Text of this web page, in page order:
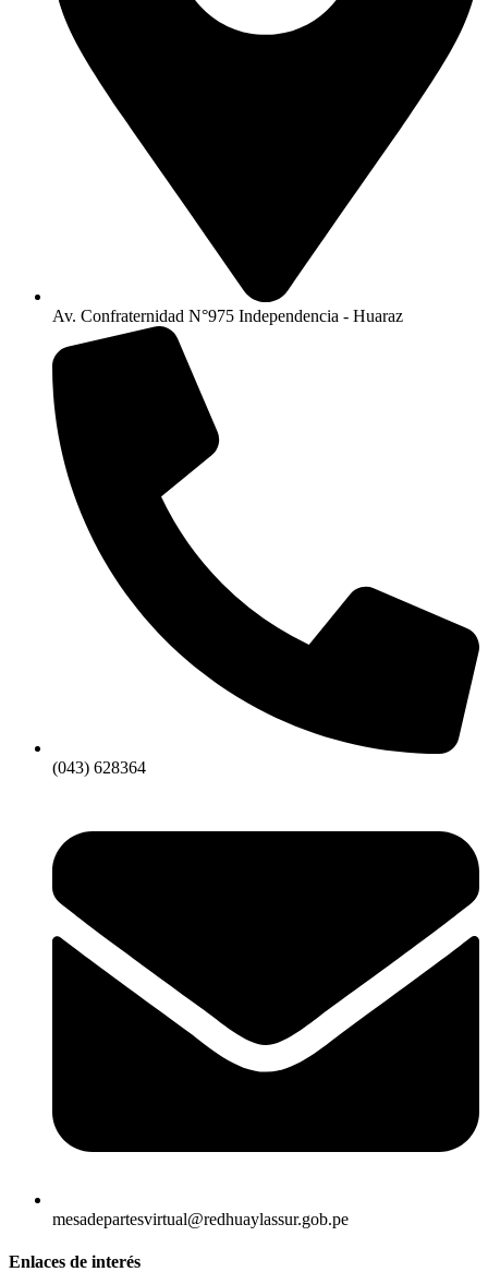
Av. Confraternidad N°975 Independencia - Huaraz
(043) 628364
mesadepartesvirtual@redhuaylassur.gob.pe
Enlaces de interés